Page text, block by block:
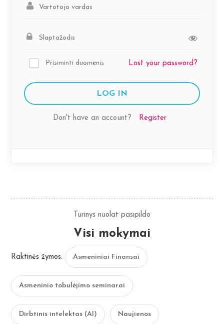
Prisiminti duomenis Lost your password?
Don't have an account? Register
Turinys nuolat pasipildo
Visi mokymai
Raktinės žymos: Asmeniniai Finansai
Asmeninio tobulėjimo seminarai
Dirbtinis intelektas (AI) Naujienos